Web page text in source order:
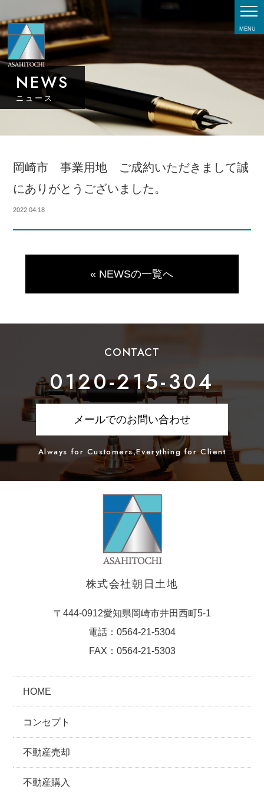
MENU
NEWS
ニュース
岡崎市 事業用地 ご成約いただきまして誠
にありがとうございました。
2022.04.18
« NEWSの一覧へ
CONTACT
0120-215-304
メールでのお問い合わせ
Always for Customers,Everything for Client
株式会社朝日土地
〒444-0912愛知県岡崎市井田西町5-1
電話：0564-21-5304
FAX：0564-21-5303
HOME
コンセプト
不動産売却
不動産購入